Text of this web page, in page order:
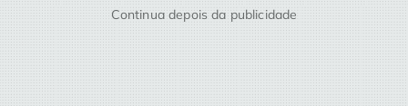
produz anticorpos, refletidos nas reações.
Normalmente, as chamadas reações de
hipersensibilidade a medicamentos surgem minutos
após a ingestão da substância. Os sintomas mais […]
Continua depois da publicidade